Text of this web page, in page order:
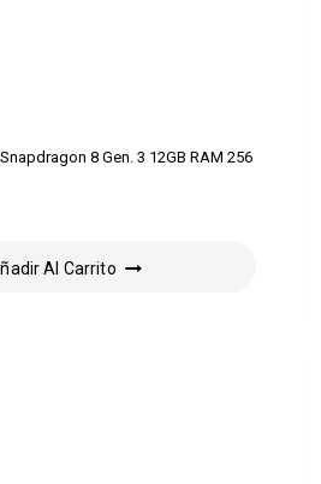
8 Gen. 3 12GB RAM 256
Al Carrito